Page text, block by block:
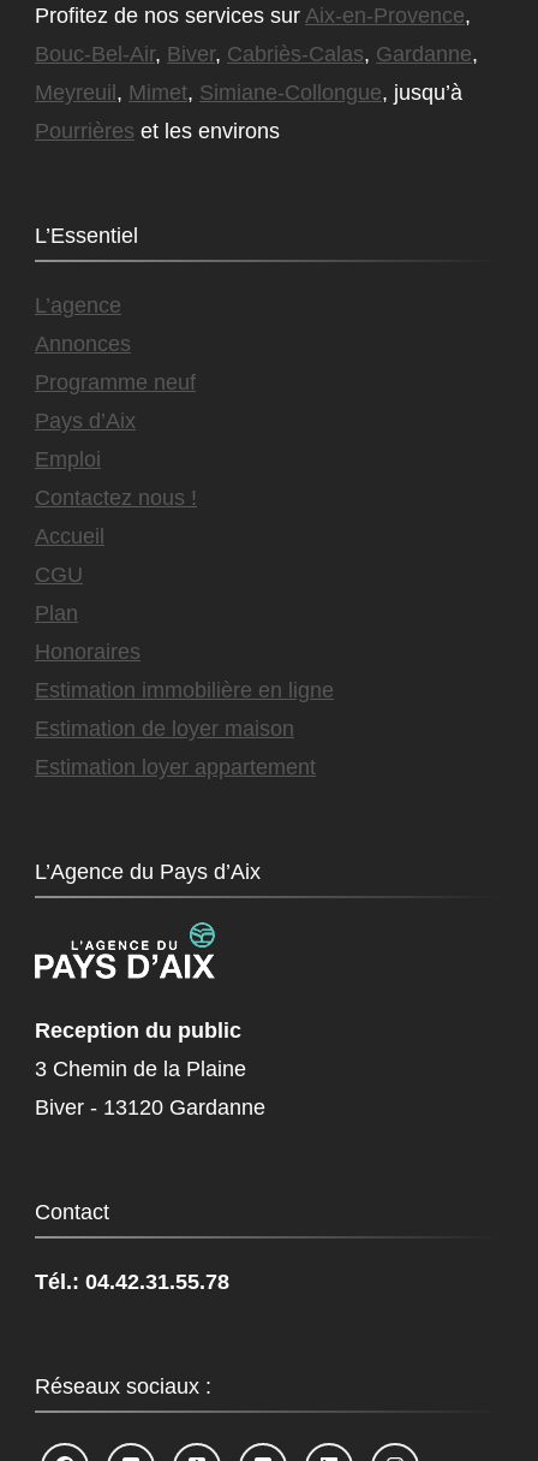
Profitez de nos services sur Aix-en-Provence,
Bouc-Bel-Air, Biver, Cabriès-Calas, Gardanne,
Meyreuil, Mimet, Simiane-Collongue, jusqu’à
Pourrières et les environs
L’Essentiel
L’agence
Annonces
Programme neuf
Pays d’Aix
Emploi
Contactez nous !
Accueil
CGU
Plan
Honoraires
Estimation immobilière en ligne
Estimation de loyer maison
Estimation loyer appartement
L’Agence du Pays d’Aix
Reception du public
3 Chemin de la Plaine
Biver - 13120 Gardanne
Contact
Tél.: 04.42.31.55.78
Réseaux sociaux :